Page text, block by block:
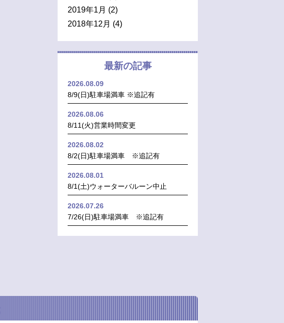
2019年1月 (2)
2018年12月 (4)
最新の記事
2026.08.09
8/9(日)駐車場満車 ※追記有
2026.08.06
8/11(火)営業時間変更
2026.08.02
8/2(日)駐車場満車 ※追記有
2026.08.01
8/1(土)ウォーターバルーン中止
2026.07.26
7/26(日)駐車場満車 ※追記有